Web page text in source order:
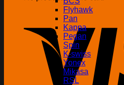
Flyhawk
Pan
Kappa
Pegan
Spin
K-swiss
Yonex
Mikasa
RSL